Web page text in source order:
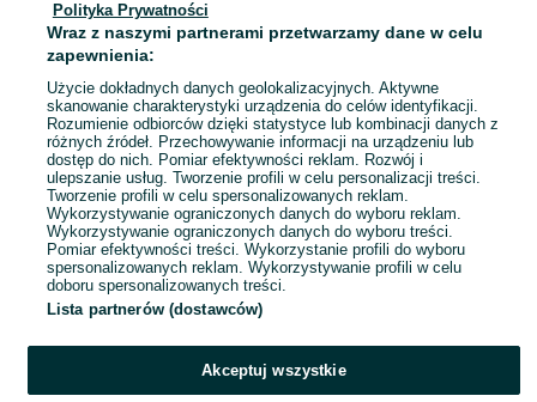
pilniczek, obcinacz do paznokci
13,85 zł z Pakietem Ochronnym
Reda
04 sierpnia 2026
1 2 3 ... 21
Polityka Prywatności
Wraz z naszymi partnerami przetwarzamy dane w celu
zapewnienia:
Użycie dokładnych danych geolokalizacyjnych. Aktywne
skanowanie charakterystyki urządzenia do celów identyfikacji.
Rozumienie odbiorców dzięki statystyce lub kombinacji danych z
różnych źródeł. Przechowywanie informacji na urządzeniu lub
dostęp do nich. Pomiar efektywności reklam. Rozwój i
ulepszanie usług. Tworzenie profili w celu personalizacji treści.
Tworzenie profili w celu spersonalizowanych reklam.
Wykorzystywanie ograniczonych danych do wyboru reklam.
Wykorzystywanie ograniczonych danych do wyboru treści.
Pomiar efektywności treści. Wykorzystanie profili do wyboru
spersonalizowanych reklam. Wykorzystywanie profili w celu
doboru spersonalizowanych treści.
Lista partnerów (dostawców)
Akceptuj wszystkie